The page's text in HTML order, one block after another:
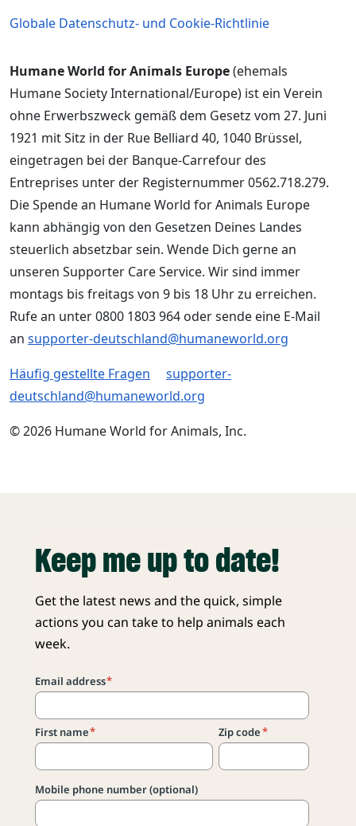
Globale Datenschutz- und Cookie-Richtlinie
Humane World for Animals Europe(ehemals
Humane Society International/Europe) ist ein Verein
ohne Erwerbszweck gemäß dem Gesetz vom 27. Juni
1921 mit Sitz in der Rue Belliard 40, 1040 Brüssel,
eingetragen bei der Banque-Carrefour des
Entreprises unter der Registernummer 0562.718.279.
Die Spende an Humane World for Animals Europe
kann abhängig von den Gesetzen Deines Landes
steuerlich absetzbar sein. Wende Dich gerne an
unseren Supporter Care Service. Wir sind immer
montags bis freitags von 9 bis 18 Uhr zu erreichen.
Rufe an unter 0800 1803 964 oder sende eine E-Mail
an supporter-deutschland@humaneworld.org
Häufig gestellte Fragen
supporter-
deutschland@humaneworld.org
© 2026 Humane World for Animals, Inc.